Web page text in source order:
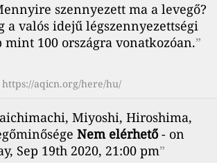
szennyezett ma a levegő?
a valós idejű légszennyezettségi
100 országra vonatkozóan.”
https://aqicn.org/here/hu/
Miyoshi, Hiroshima,
Nem elérhető- on
Sep 19th 2020, 21:00 pm”